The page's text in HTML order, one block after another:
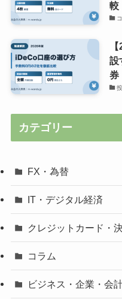
較
設
券
カテゴリー
FX・為替
IT・デジタル経済
クレジットカード・
コラム
ビジネス・企業・会